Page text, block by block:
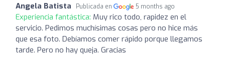
Angela Batista Publicada en 5 months ago
Experiencia fantástica: Muy rico todo, rapidez en el
servicio. Pedimos muchísimas cosas pero no hice más
que esa foto. Debíamos comer rápido porque llegamos
tarde. Pero no hay queja. Gracias